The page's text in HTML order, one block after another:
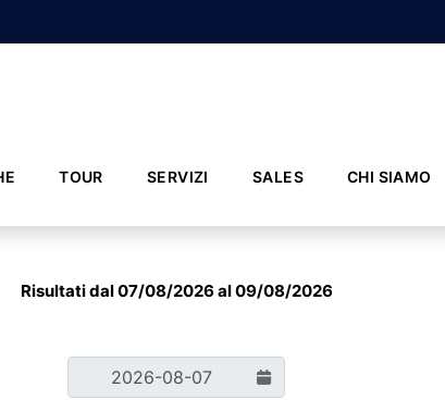
TOUR SERVIZI SALES CHI SIAMO
Risultati dal 07/08/2026 al 09/08/2026